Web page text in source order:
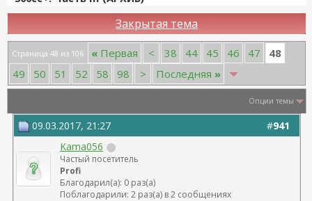
Закрытая тема
Страница 48 из 106 « Первая < 38 44 45 46 47
48
49
50 51 52 58 98 > Последняя »
Опции темы
#941
09.03.2017, 21:27
Kama056
Частый посетитель
Profi
Благодарил(а): 0 раз(а)
Поблагодарили: 2 раз(а) в 2 сообщениях